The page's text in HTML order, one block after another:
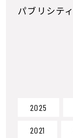
パブリシティ
2025
2021